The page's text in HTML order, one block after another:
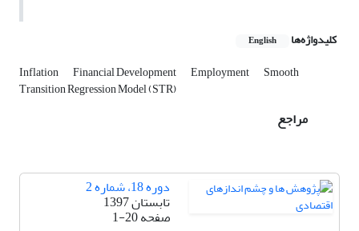
کلیدواژه‌ها English
Inflation Financial Development Employment Smooth
Transition Regression Model (STR)
مراجع
دوره 18، شماره 2
تابستان 1397
صفحه1-20